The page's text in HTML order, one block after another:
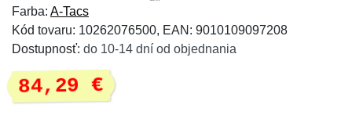
Farba: A-Tacs
Kód tovaru: 10262076500, EAN: 9010109097208
Dostupnosť: do 10-14 dní od objednania
84,29 €